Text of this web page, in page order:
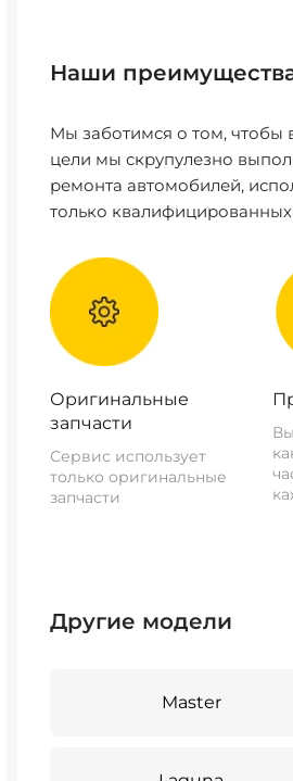
Наши
Мы заботимся о том, чтобы
цели мы скрупулезно
ремонта автомобилей,
только
Оригинальные
запчасти
Сервис использует
только оригинальные
запчасти
Другие модели
Master